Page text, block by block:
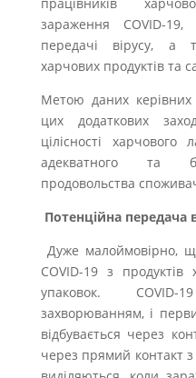
працівників
зараження COVID-
передачі вірусу, а
харчових продуктів та
Метою даних керівних
цих додаткових
цілісності
адекватного та
продовольства
Потенційна передача
Дуже малоймовірно,
COVID-19 з
упаковок.
захворюванням, і
відбувається через
через прямий контакт